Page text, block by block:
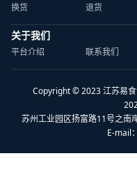
换货 退货
关于我们
平台介绍 联系我们
Copyright © 2023 江苏易
苏州工业园区扬富路11号之南
E-mail：